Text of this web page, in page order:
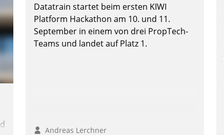
Datatrain startet beim ersten KIWI
Platform Hackathon am 10. und 11.
September in einem von drei PropTech-
Teams und landet auf Platz 1.
Andreas Lerchner